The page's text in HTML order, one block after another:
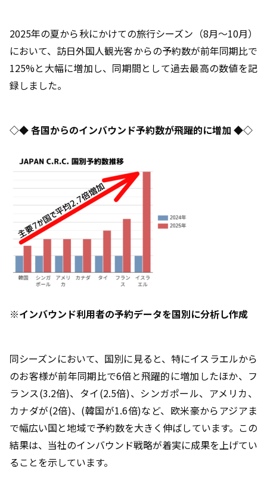
2025年の夏から秋にかけての旅行シーズン（8月〜10月）
において、訪日外国人観光客からの予約数が前年同期比で
125%と大幅に増加し、同期間として過去最高の数値を記
録しました。
◇◆ 各国からのインバウンド予約数が飛躍的に増加 ◆◇
※インバウンド利用者の予約データを国別に分析し作成
同シーズンにおいて、国別に見ると、特にイスラエルから
のお客様が前年同期比で6倍と飛躍的に増加したほか、フ
ランス(3.2倍)、タイ(2.5倍)、シンガポール、アメリカ、
カナダが(2倍)、 (韓国が1.6倍)など、欧米豪からアジアま
で幅広い国と地域で予約数を大きく伸ばしています。この
結果は、当社のインバウンド戦略が着実に成果を上げてい
ることを示しています。